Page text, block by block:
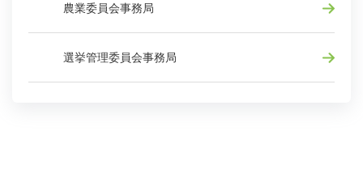
農業委員会事務局
選挙管理委員会事務局